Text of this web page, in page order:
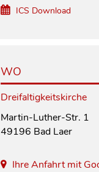
ICS Download
WO
Dreifaltigkeitskirche
Martin-Luther-Str. 1
49196 Bad Laer
Ihre Anfahrt mit